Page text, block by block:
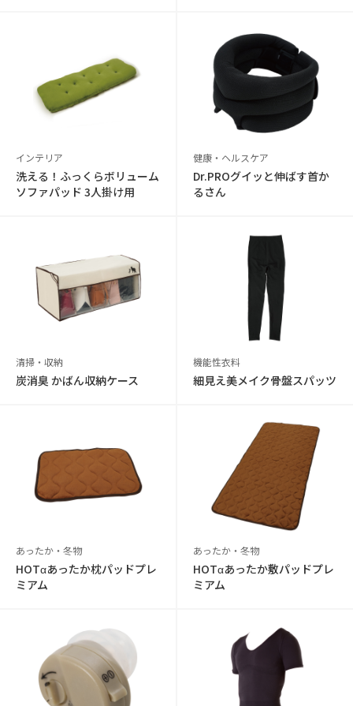
インテリア
洗える！ふっくらボリューム
ソファパッド 3人掛け用
健康・ヘルスケア
Dr.PROグイッと伸ばす首か
るさん
清掃・収納
炭消臭 かばん収納ケース
機能性衣料
細見え美メイク骨盤スパッツ
あったか・冬物
HOTαあったか枕パッドプレ
ミアム
あったか・冬物
HOTαあったか敷パッドプレ
ミアム